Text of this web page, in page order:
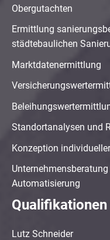
Obergutachten
Ermittlung
städtebaulichen
Marktdatenermittlung
Standortanalysen und
Konzeption
Automatisierung
Qualifikationen
Lutz Schneider